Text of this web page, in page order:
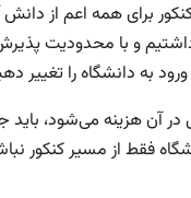
برای همه اعم از
و با محدودیت پذیرش
به دانشگاه را تغییر
هزینه می‌شود، باید
به دانشگاه فقط از مسیر